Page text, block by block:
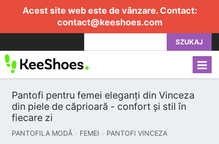
Acest site web este de vânzare. Contact:
contact@keeshoes.com
SZUKAJ
Pantofi pentru femei eleganți din Vinceza
din piele de căprioară - confort și stil în
fiecare zi
PANTOFILA MODĂ FEMEI PANTOFI VINCEZA